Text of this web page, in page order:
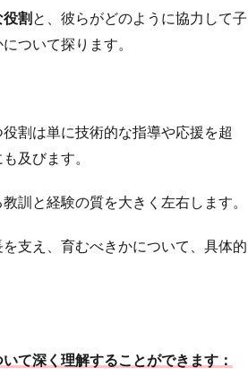
役割と、彼らがどのように協力して子
ついて探ります。
割は単に技術的な指導や応援を超
及びます。
訓と経験の質を大きく左右します。
支え、育むべきかについて、具体的
て深く理解することができます：